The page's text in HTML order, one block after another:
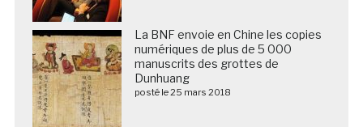
La BNF envoie en Chine les copies
numériques de plus de 5 000
manuscrits des grottes de
Dunhuang
posté le 25 mars 2018